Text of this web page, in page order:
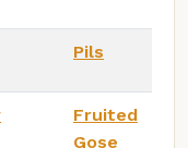
Pils
Fruited
Gose